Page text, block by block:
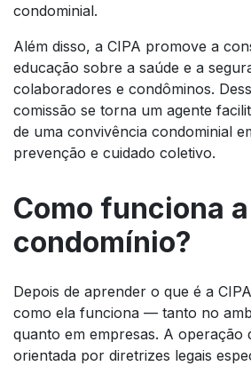
condominial.
Além disso, a CIPA promove a
educação sobre a saúde e a
colaboradores e condôminos.
comissão se torna um agente
de uma convivência condominial
prevenção e cuidado coletivo.
Como funciona a
condomínio?
Depois de aprender o que é a
como ela funciona — tanto no
quanto em empresas. A operação
orientada por diretrizes legais